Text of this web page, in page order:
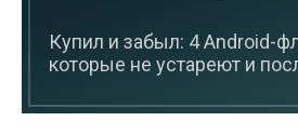
Купил и забыл: 4 Android-
которые не устареют и